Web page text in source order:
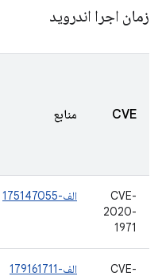
زمان اجرا اندروید
CVE منابع
CVE-
2020-
1971
الف-175147055
CVE-
الف-179161711